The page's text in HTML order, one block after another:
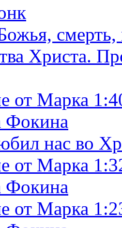
смерть,
Христа.
от Марка
Фокина
нас во
от Марка
Фокина
от Марка